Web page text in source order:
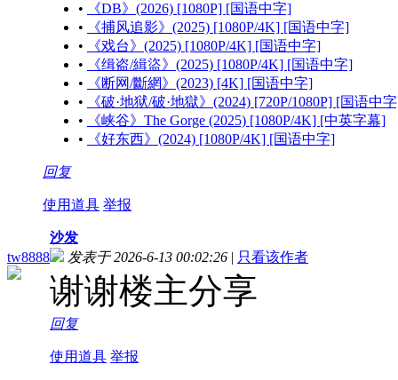
•
《DB》(2026) [1080P] [国语中字]
•
《捕风追影》(2025) [1080P/4K] [国语中字]
•
《戏台》(2025) [1080P/4K] [国语中字]
•
《缉盗/緝盜》(2025) [1080P/4K] [国语中字]
•
《断网/斷網》(2023) [4K] [国语中字]
•
《破·地狱/破·地獄》(2024) [720P/1080P] [国语中
•
《峡谷》The Gorge (2025) [1080P/4K] [中英字幕]
•
《好东西》(2024) [1080P/4K] [国语中字]
回复
使用道具 举报
tw8888
沙发
发表于 2026-6-13 00:02:26 | 只看该作者
谢谢楼主分享
回复
使用道具 举报